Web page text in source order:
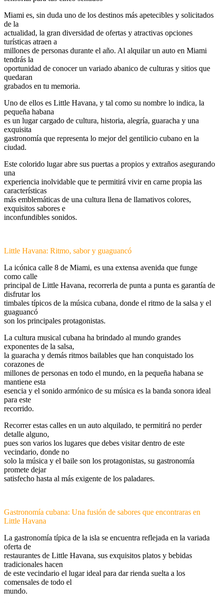
Miami es, sin duda uno de los destinos más apetecibles y solicitados
de la
actualidad, la gran diversidad de ofertas y atractivas opciones
turísticas atraen a
millones de personas durante el año. Al alquilar un auto en Miami
tendrás la
oportunidad de conocer un variado abanico de culturas y sitios que
quedaran
grabados en tu memoria.
Uno de ellos es Little Havana, y tal como su nombre lo indica, la
pequeña habana
es un lugar cargado de cultura, historia, alegría, guaracha y una
exquisita
gastronomía que representa lo mejor del gentilicio cubano en la
ciudad.
Este colorido lugar abre sus puertas a propios y extraños asegurando
una
experiencia inolvidable que te permitirá vivir en carne propia las
características
más emblemáticas de una cultura llena de llamativos colores,
exquisitos sabores e
inconfundibles sonidos.
Little Havana: Ritmo, sabor y guaguancó
La icónica calle 8 de Miami, es una extensa avenida que funge
como calle
principal de Little Havana, recorrerla de punta a punta es garantía de
disfrutar los
timbales típicos de la música cubana, donde el ritmo de la salsa y el
guaguancó
son los principales protagonistas.
La cultura musical cubana ha brindado al mundo grandes
exponentes de la salsa,
la guaracha y demás ritmos bailables que han conquistado los
corazones de
millones de personas en todo el mundo, en la pequeña habana se
mantiene esta
esencia y el sonido armónico de su música es la banda sonora ideal
para este
recorrido.
Recorrer estas calles en un auto alquilado, te permitirá no perder
detalle alguno,
pues son varios los lugares que debes visitar dentro de este
vecindario, donde no
solo la música y el baile son los protagonistas, su gastronomía
promete dejar
satisfecho hasta al más exigente de los paladares.
Gastronomía cubana: Una fusión de sabores que encontraras en
Little Havana
La gastronomía típica de la isla se encuentra reflejada en la variada
oferta de
restaurantes de Little Havana, sus exquisitos platos y bebidas
tradicionales hacen
de este vecindario el lugar ideal para dar rienda suelta a los
comensales de todo el
mundo.